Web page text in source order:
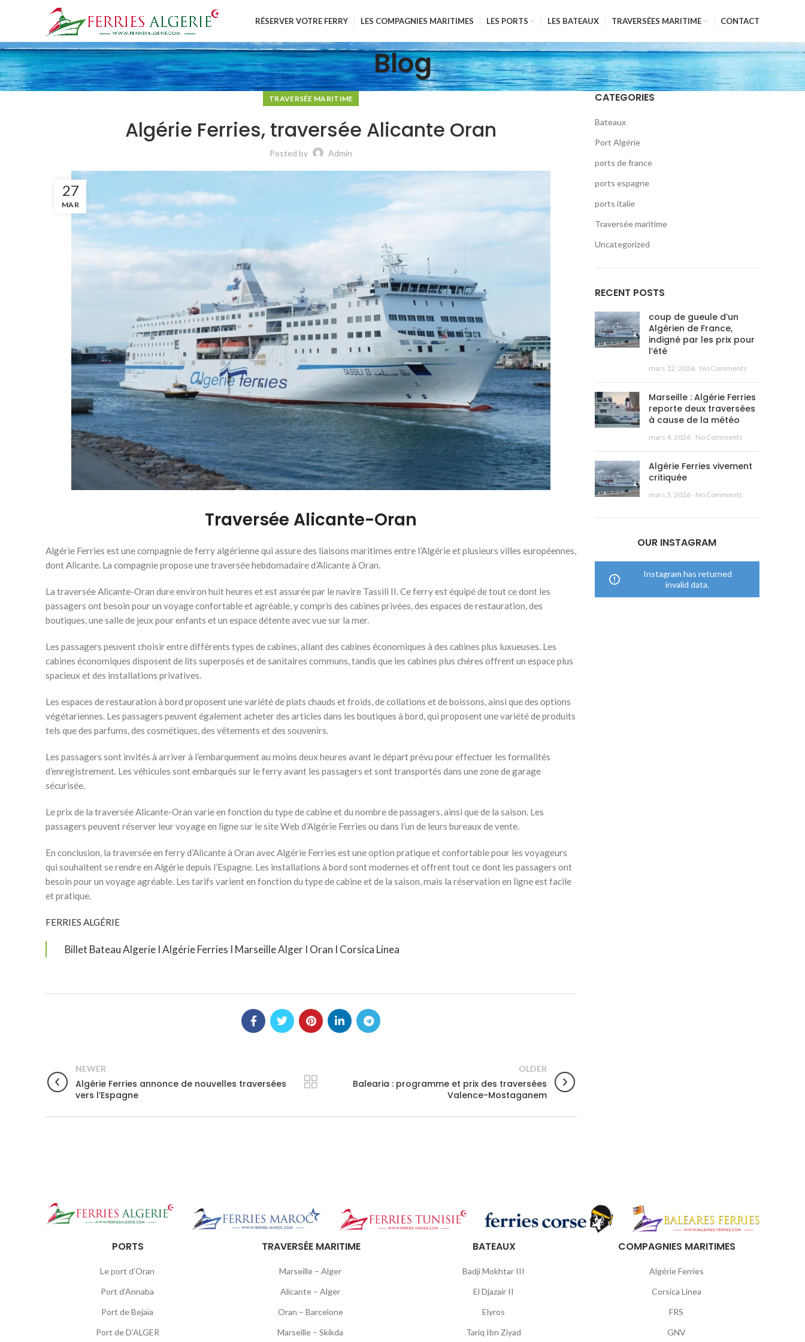
RÉSERVER VOTRE FERRY LES COMPAGNIES MARITIMES LES PORTS LES BATEAUX TRAVERSÉES MARITIME CONTACT
Blog
TRAVERSÉE MARITIME
Algérie Ferries, traversée Alicante Oran
Posted by Admin
27
MAR
Traversée Alicante-Oran
Algérie Ferries est une compagnie de ferry algérienne qui assure des liaisons maritimes entre l’Algérie et plusieurs villes européennes,
dont Alicante. La compagnie propose une traversée hebdomadaire d’Alicante à Oran.
La traversée Alicante-Oran dure environ huit heures et est assurée par le navire Tassili II. Ce ferry est équipé de tout ce dont les
passagers ont besoin pour un voyage confortable et agréable, y compris des cabines privées, des espaces de restauration, des
boutiques, une salle de jeux pour enfants et un espace détente avec vue sur la mer.
Les passagers peuvent choisir entre différents types de cabines, allant des cabines économiques à des cabines plus luxueuses. Les
cabines économiques disposent de lits superposés et de sanitaires communs, tandis que les cabines plus chères offrent un espace plus
spacieux et des installations privatives.
Les espaces de restauration à bord proposent une variété de plats chauds et froids, de collations et de boissons, ainsi que des options
végétariennes. Les passagers peuvent également acheter des articles dans les boutiques à bord, qui proposent une variété de produits
tels que des parfums, des cosmétiques, des vêtements et des souvenirs.
Les passagers sont invités à arriver à l’embarquement au moins deux heures avant le départ prévu pour effectuer les formalités
d’enregistrement. Les véhicules sont embarqués sur le ferry avant les passagers et sont transportés dans une zone de garage
sécurisée.
Le prix de la traversée Alicante-Oran varie en fonction du type de cabine et du nombre de passagers, ainsi que de la saison. Les
passagers peuvent réserver leur voyage en ligne sur le site Web d’Algérie Ferries ou dans l’un de leurs bureaux de vente.
En conclusion, la traversée en ferry d’Alicante à Oran avec Algérie Ferries est une option pratique et confortable pour les voyageurs
qui souhaitent se rendre en Algérie depuis l’Espagne. Les installations à bord sont modernes et offrent tout ce dont les passagers ont
besoin pour un voyage agréable. Les tarifs varient en fonction du type de cabine et de la saison, mais la réservation en ligne est facile
et pratique.
FERRIES ALGÉRIE
Billet Bateau Algerie I Algérie Ferries I Marseille Alger I Oran I Corsica Linea
NEWER
Algérie Ferries annonce de nouvelles traversées
vers l’Espagne
OLDER
Balearia : programme et prix des traversées
Valence-Mostaganem
CATEGORIES
Bateaux
Port Algérie
ports de france
ports espagne
ports italie
Traversée maritime
Uncategorized
RECENT POSTS
coup de gueule d’un
Algérien de France,
indigné par les prix pour
l’été
mars 12, 2026 No Comments
Marseille : Algérie Ferries
reporte deux traversées
à cause de la météo
mars 4, 2026 No Comments
Algérie Ferries vivement
critiquée
mars 3, 2026 No Comments
OUR INSTAGRAM
Instagram has returned
invalid data.
PORTS
Le port d’Oran
Port d’Annaba
Port de Bejaïa
Port de D’ALGER
TRAVERSÉE MARITIME
Marseille – Alger
Alicante – Alger
Oran – Barcelone
Marseille – Skikda
BATEAUX
Badji Mokhtar III
El Djazair II
Elyros
Tariq Ibn Ziyad
COMPAGNIES MARITIMES
Algérie Ferries
Corsica Linea
FRS
GNV